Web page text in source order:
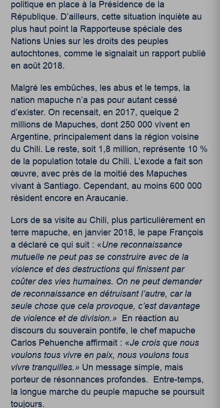
politique en place à la Présidence de la
République. D’ailleurs, cette situation inquiète au
plus haut point la Rapporteuse spéciale des
Nations Unies sur les droits des peuples
autochtones, comme le signalait un rapport publié
en août 2018.
Malgré les embûches, les abus et le temps, la
nation mapuche n’a pas pour autant cessé
d’exister. On recensait, en 2017, quelque 2
millions de Mapuches, dont 250 000 vivent en
Argentine, principalement dans la région voisine
du Chili. Le reste, soit 1,8 million, représente 10 %
de la population totale du Chili. L’exode a fait son
œuvre, avec près de la moitié des Mapuches
vivant à Santiago. Cependant, au moins 600 000
résident encore en Araucanie.
Lors de sa visite au Chili, plus particulièrement en
terre mapuche, en janvier 2018, le pape François
a déclaré ce qui suit : «Une reconnaissance
mutuelle ne peut pas se construire avec de la
violence et des destructions qui finissent par
coûter des vies humaines. On ne peut demander
de reconnaissance en détruisant l’autre, car la
seule chose que cela provoque, c’est davantage
de violence et de division.»
En réaction au
discours du souverain pontife, le chef mapuche
Carlos Pehuenche affirmait : «Je crois que nous
voulons tous vivre en paix, nous voulons tous
vivre tranquilles.» Un message simple, mais
porteur de résonnances profondes. Entre-temps,
la longue marche du peuple mapuche se poursuit
toujours.